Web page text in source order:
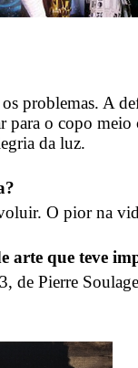
problemas. A
para o copo
da luz.
O pior na
arte que teve
de Pierre